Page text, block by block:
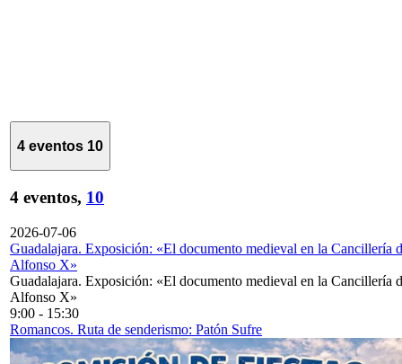
4 eventos 10
4 eventos, 10
2026-07-06
Guadalajara. Exposición: «El documento medieval en la Cancillería
Alfonso X»
Guadalajara. Exposición: «El documento medieval en la Cancillería
Alfonso X»
9:00 - 15:30
Romancos. Ruta de senderismo: Patón Sufre